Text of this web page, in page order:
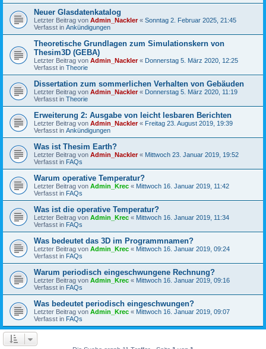
Neuer Glasdatenkatalog
Letzter Beitrag von Admin_Nackler« Sonntag 2. Februar 2025, 21:45
Verfasst in Ankündigungen
Theoretische Grundlagen zum Simulationskern von
Thesim3D (GEBA)
Letzter Beitrag von Admin_Nackler« Donnerstag 5. März 2020, 12:25
Verfasst in Theorie
Dissertation zum sommerlichen Verhalten von Gebäuden
Letzter Beitrag von Admin_Nackler« Donnerstag 5. März 2020, 11:19
Verfasst in Theorie
Erweiterung 2: Ausgabe von leicht lesbaren Berichten
Letzter Beitrag von Admin_Nackler« Freitag 23. August 2019, 19:39
Verfasst in Ankündigungen
Was ist Thesim Earth?
Letzter Beitrag von Admin_Nackler« Mittwoch 23. Januar 2019, 19:52
Verfasst in FAQs
Warum operative Temperatur?
Letzter Beitrag von Admin_Krec « Mittwoch 16. Januar 2019, 11:42
Verfasst in FAQs
Was ist die operative Temperatur?
Letzter Beitrag von Admin_Krec « Mittwoch 16. Januar 2019, 11:34
Verfasst in FAQs
Was bedeutet das 3D im Programmnamen?
Letzter Beitrag von Admin_Krec « Mittwoch 16. Januar 2019, 09:24
Verfasst in FAQs
Warum periodisch eingeschwungene Rechnung?
Letzter Beitrag von Admin_Krec « Mittwoch 16. Januar 2019, 09:16
Verfasst in FAQs
Was bedeutet periodisch eingeschwungen?
Letzter Beitrag von Admin_Krec « Mittwoch 16. Januar 2019, 09:07
Verfasst in FAQs